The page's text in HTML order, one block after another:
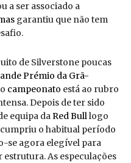
a ser associado a
garantiu que não tem
de Silverstone poucas
Prémio da Grã-
campeonato está ao rubro
Depois de ter sido
equipa daRed Bulllogo
cumpriu o habitual período
se agora elegível para
As especulações